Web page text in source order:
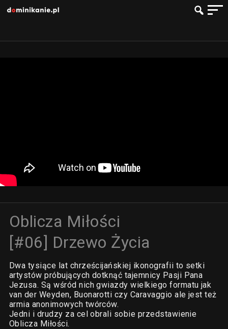
Oblicza Miłości
[#06] Drzewo Życia
Dwa tysiące lat chrześcijańskiej ikonografii to setki
artystów próbujących dotknąć tajemnicy Pasji Pana
Jezusa. Są wśród nich gwiazdy wielkiego formatu jak
van der Weyden, Buonarotti czy Caravaggio ale jest też
armia anonimowych twórców.
Jedni i drudzy za cel obrali sobie przedstawienie
Oblicza Miłości.